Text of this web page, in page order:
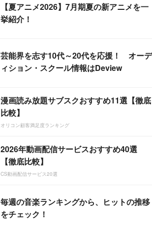
【夏アニメ2026】7月期夏の新アニメを一
挙紹介！
芸能界を志す10代～20代を応援！ オーデ
ィション・スクール情報はDeview
漫画読み放題サブスクおすすめ11選【徹底
比較】
オリコン顧客満足度ランキング
2026年動画配信サービスおすすめ40選
【徹底比較】
CS動画配信サービス20選
毎週の音楽ランキングから、ヒットの推移
をチェック！